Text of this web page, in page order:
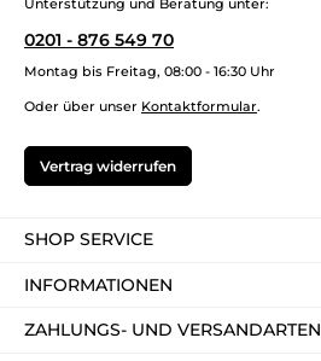
0201 - 876 549 70
Montag bis Freitag, 08:00 - 16:30 Uhr
Oder über unser Kontaktformular.
Vertrag widerrufen
SHOP SERVICE
INFORMATIONEN
ZAHLUNGS- UND VERSANDARTEN